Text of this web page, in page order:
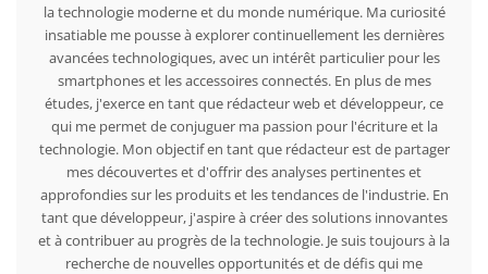
la technologie moderne et du monde numérique. Ma curiosité
insatiable me pousse à explorer continuellement les dernières
avancées technologiques, avec un intérêt particulier pour les
smartphones et les accessoires connectés. En plus de mes
études, j'exerce en tant que rédacteur web et développeur, ce
qui me permet de conjuguer ma passion pour l'écriture et la
technologie. Mon objectif en tant que rédacteur est de partager
mes découvertes et d'offrir des analyses pertinentes et
approfondies sur les produits et les tendances de l'industrie. En
tant que développeur, j'aspire à créer des solutions innovantes
et à contribuer au progrès de la technologie. Je suis toujours à la
recherche de nouvelles opportunités et de défis qui me